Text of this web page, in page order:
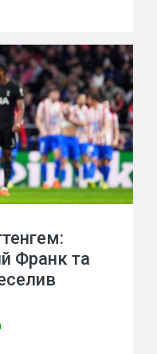
Франк та